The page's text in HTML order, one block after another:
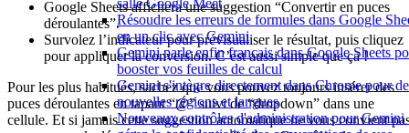
salle Google Meet
Résoudre les erreurs de formules dans Google
en un clic avec Gemini
Gemini parle enfin français dans Google Sheets
booster vos feuilles de calcul
Gemini s'intègre directement dans Chrome pour de
nouvelles régions et langues
Nouveaux contrôles d'administration pour Gemini
Google Sheets affichera une suggestion “Convertir en puces
déroulantes”.
Survolez l’indicateur pour prévisualiser le résultat, puis cliquez
pour appliquer la conversion. C’est aussi simple que ça !
Pour les plus habitués, sachez que vous pouvez toujours insérer des
puces déroulantes en tapant “@” suivi de “dropdown” dans une
cellule. Et si jamais cette suggestion automatique ne vous convient